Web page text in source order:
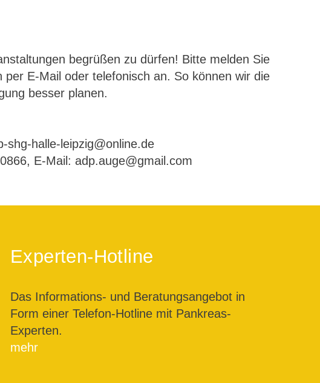
begrüßen zu dürfen! Bitte melden Sie
E-Mail oder telefonisch an. So können wir die
besser planen.
shg-halle-leipzig@online.de
E-Mail: adp.auge@gmail.com
Experten-Hotline
Das Informations- und Beratungsangebot in
Form einer Telefon-Hotline mit Pankreas-
Experten.
mehr